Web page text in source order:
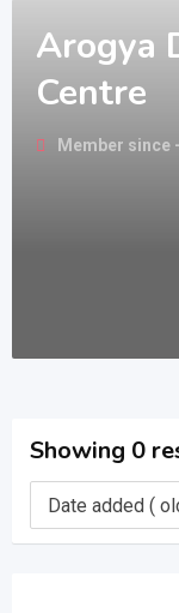
Arogya
Centre
Member since
Showing 0